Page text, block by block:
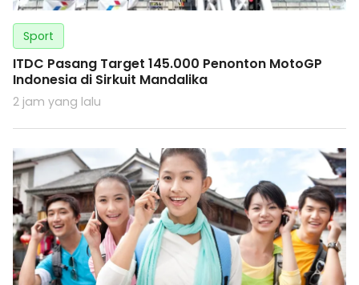
Sport
ITDC Pasang Target 145.000 Penonton MotoGP
Indonesia di Sirkuit Mandalika
2 jam yang lalu